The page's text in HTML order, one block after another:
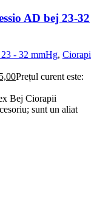
AD bej 23-32
- 32 mmHg, Ciorapi
Prețul curent este:
Bej Ciorapii
sunt un aliat